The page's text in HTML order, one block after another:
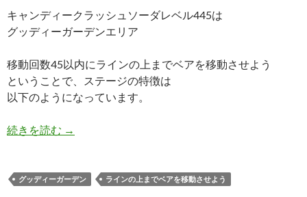
キャンディークラッシュソーダレベル445は
グッディーガーデンエリア
移動回数45以内にラインの上までベアを移動させよう
ということで、ステージの特徴は
以下のようになっています。
続きを読む キャンディークラッシュソーダ レベル445 攻略
→
グッディーガーデン ラインの上までベアを移動させよう